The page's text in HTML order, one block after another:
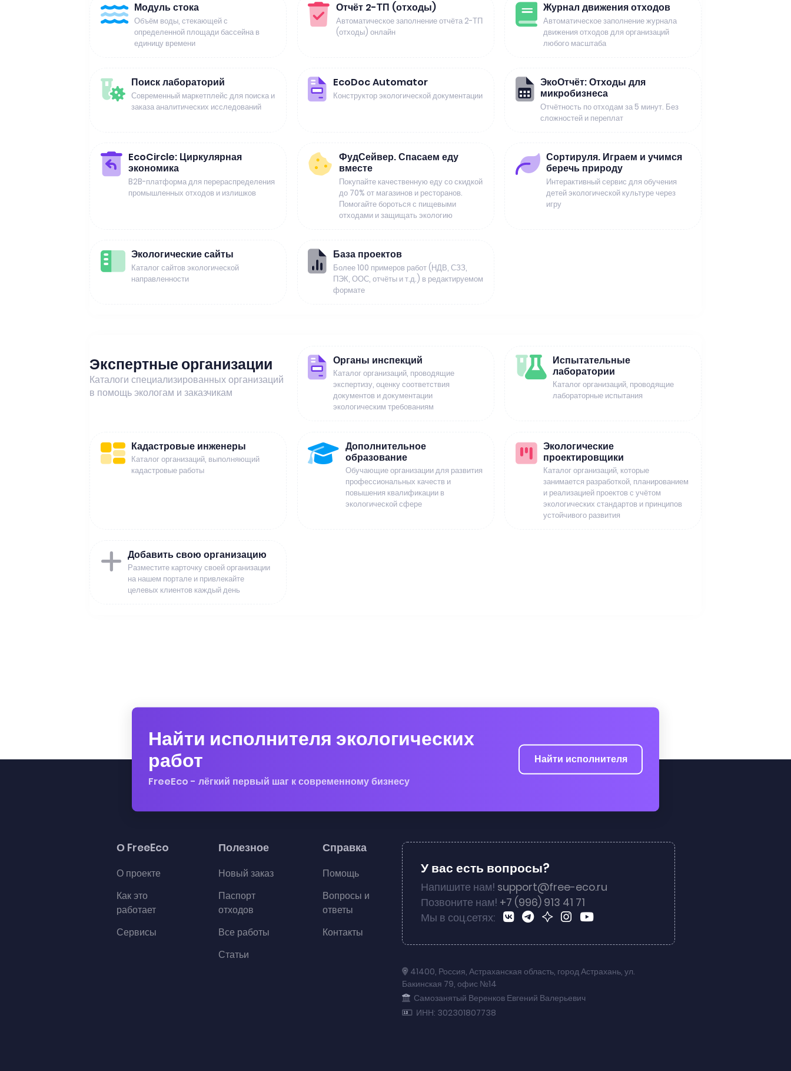
Модуль стока
Объём воды, стекающей с
определенной площади бассейна в
единицу времени
Отчёт 2-ТП (отходы)
Автоматическое заполнение отчёта 2-ТП
(отходы) онлайн
Журнал движения отходов
Автоматическое заполнение журнала
движения отходов для организаций
любого масштаба
Поиск лабораторий
Современный маркетплейс для поиска и
заказа аналитических исследований
EcoDoc Automator
Конструктор экологической документации
ЭкоОтчёт: Отходы для
микробизнеса
Отчётность по отходам за 5 минут. Без
сложностей и переплат
EcoCircle: Циркулярная
экономика
B2B-платформа для перераспределения
промышленных отходов и излишков
ФудСейвер. Спасаем еду
вместе
Покупайте качественную еду со скидкой
до 70% от магазинов и ресторанов.
Помогайте бороться с пищевыми
отходами и защищать экологию
Сортируля. Играем и учимся
беречь природу
Интерактивный сервис для обучения
детей экологической культуре через
игру
Экологические сайты
Каталог сайтов экологической
направленности
База проектов
Более 100 примеров работ (НДВ, СЗЗ,
ПЭК, ООС, отчёты и т.д.) в редактируемом
формате
Экспертные организации
Каталоги специализированных организаций
в помощь экологам и заказчикам
Органы инспекций
Каталог организаций, проводящие
экспертизу, оценку соответствия
документов и документации
экологическим требованиям
Испытательные
лаборатории
Каталог организаций, проводящие
лабораторные испытания
Кадастровые инженеры
Каталог организаций, выполняющий
кадастровые работы
Дополнительное
образование
Обучающие организации для развития
профессиональных качеств и
повышения квалификации в
экологической сфере
Экологические
проектировщики
Каталог организаций, которые
занимается разработкой, планированием
и реализацией проектов с учётом
экологических стандартов и принципов
устойчивого развития
Добавить свою организацию
Разместите карточку своей организации
на нашем портале и привлекайте
целевых клиентов каждый день
Найти исполнителя экологических
работ
FreeEco - лёгкий первый шаг к современному бизнесу
Найти исполнителя
О FreeEco
О проекте
Как это
работает
Сервисы
Полезное
Новый заказ
Паспорт
отходов
Все работы
Статьи
Справка
Помощь
Вопросы и
ответы
Контакты
У вас есть вопросы?
Напишите нам! support@free-eco.ru
Позвоните нам! +7 (996) 913 41 71
Мы в соц.сетях:
41400, Россия, Астраханская область, город Астрахань, ул.
Бакинская 79, офис №14
Самозанятый Веренков Евгений Валерьевич
ИНН: 302301807738